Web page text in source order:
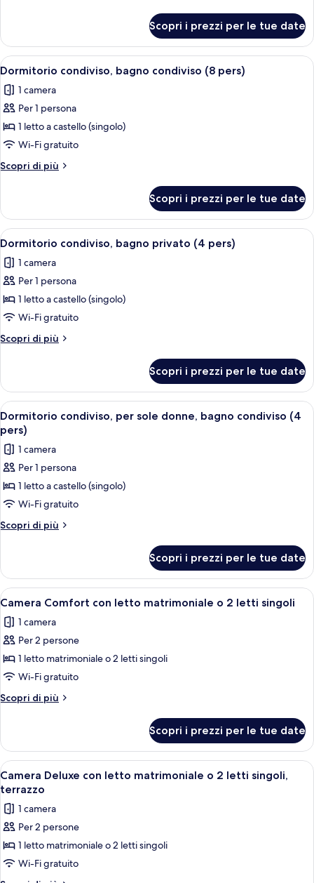
Twin
Room,
Terrace
Double
or
Twin
Terrace
Scopri i prezzi per le tue date
Apri
tutte
le
foto
per
Dormitorio
condiviso,
bagno
(8
pers)
Una stanza con letti a castello, una
5
Dormitorio condiviso, bagno condiviso (8 pers)
1 camera
Per 1 persona
1 letto a castello (singolo)
Wi-Fi gratuito
Scopri di più
Altri
condiviso,
bagno
condiviso
pers)
Scopri i prezzi per le tue date
Apri
tutte
le
foto
per
Dormitorio
condiviso,
bagno
(4
pers)
Camera con letto a castello, una
4
Dormitorio condiviso, bagno privato (4 pers)
1 camera
Per 1 persona
1 letto a castello (singolo)
Wi-Fi gratuito
Scopri di più
Altri
condiviso,
bagno
privato
(4
pers)
Scopri i prezzi per le tue date
Apri
tutte
le
foto
per
Dormitorio
condiviso,
per
bagno
condiviso
(4
pers)
Camera con letto a castello, una
5
Dormitorio condiviso, per sole donne, bagno condiviso (4
pers)
1 camera
Per 1 persona
1 letto a castello (singolo)
Wi-Fi gratuito
Scopri di più
Altri
condiviso,
per
sole
bagno
condiviso
pers)
Scopri i prezzi per le tue date
Apri
tutte
le
foto
per
Camera
Comfort
con
matrimoniale
o
2
letti
singoli
Una camera da letto con un letto,
7
Camera Comfort con letto matrimoniale o 2 letti singoli
1 camera
Per 2 persone
1 letto matrimoniale o 2 letti singoli
Wi-Fi gratuito
Scopri di più
Altri
Comfort
con
letto
matrimoniale
2
letti
Scopri i prezzi per le tue date
Apri
tutte
le
foto
per
Camera
Deluxe
Una camera da letto con un letto,
7
Camera Deluxe con letto matrimoniale o 2 letti singoli,
terrazzo
1 camera
Per 2 persone
1 letto matrimoniale o 2 letti singoli
Wi-Fi gratuito